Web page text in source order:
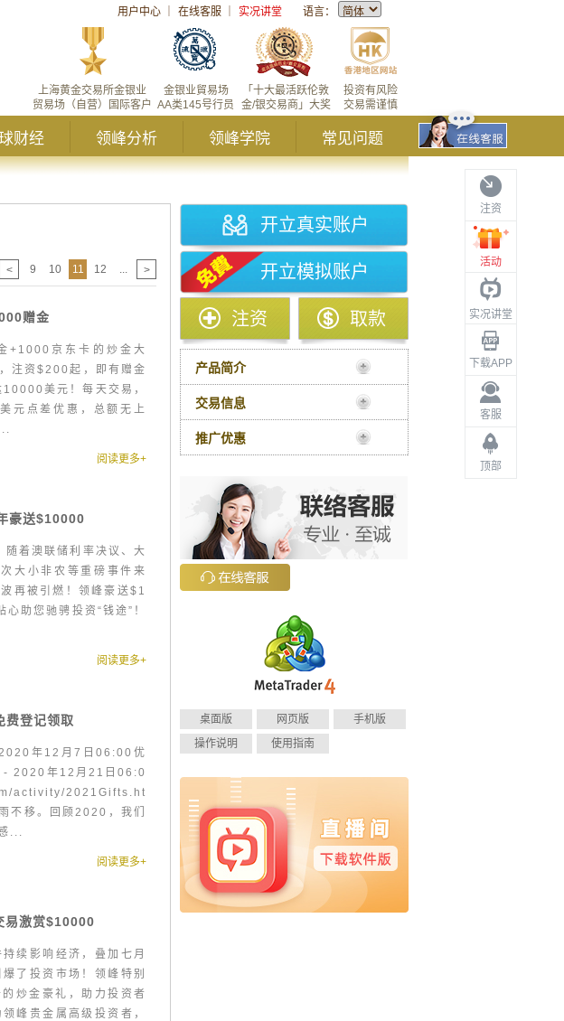
用户中心 在线客服 实况讲堂 语言：
投资有风险
交易需谨慎
「十大最活跃伦敦
金/银交易商」大奖
金银业貿易场
AA类145号行员
上海黄金交易所金银业
贸易场（自营）国际客户
财经 领峰分析 领峰学院 常见问题
注资
活动
实况讲堂
下载APP
客服
顶部
< 9 10 11 12 ... >
赠金
+1000京东卡的炒金大
注资$200起，即有赠金
美元！每天交易，
元点差优惠，总额无上
阅读更多+
豪送$10000
着澳联储利率决议、大
大小非农等重磅事件来
再被引燃！领峰豪送$1
助您驰骋投资“钱途”！
阅读更多+
费登记领取
年12月7日06:00优
- 2020年12月21日06:0
activity/2021Gifts.ht
不移。回顾2020，我们
...
阅读更多+
易激赏$10000
续影响经济，叠加七月
了投资市场！领峰特别
炒金豪礼，助力投资者
峰贵金属高级投资者，
开立真实账户
开立模拟账户
注资 取款
产品简介
交易信息
推广优惠
桌面版 网页版
手机版
操作说明
使用指南